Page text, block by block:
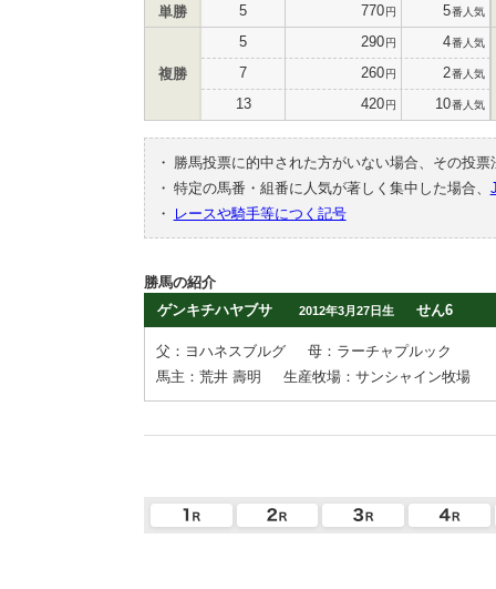
単勝 5 770円 5番人気
複勝
5 290円 4番人気
7 260円 2番人気
13 420円 10番人気
・
勝馬投票に的中された方がいない場合、その投
・ 特定の馬番・組番に人気が著しく集中した場合、
・
レースや騎手等につく記号
勝馬の紹介
ゲンキチハヤブサ
2012年3月27日生 せん6
父：ヨハネスブルグ
母：ラーチャプルック
馬主：荒井 壽明
生産牧場：サンシャイン牧場